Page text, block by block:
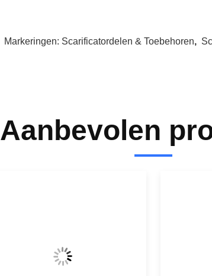
Markeringen: Scarificatordelen & Toebehoren,
Aanbevolen